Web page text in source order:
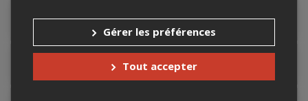
Détails de l'événement
Accès au site de l'événement
Gérer les préférences
Tout accepter